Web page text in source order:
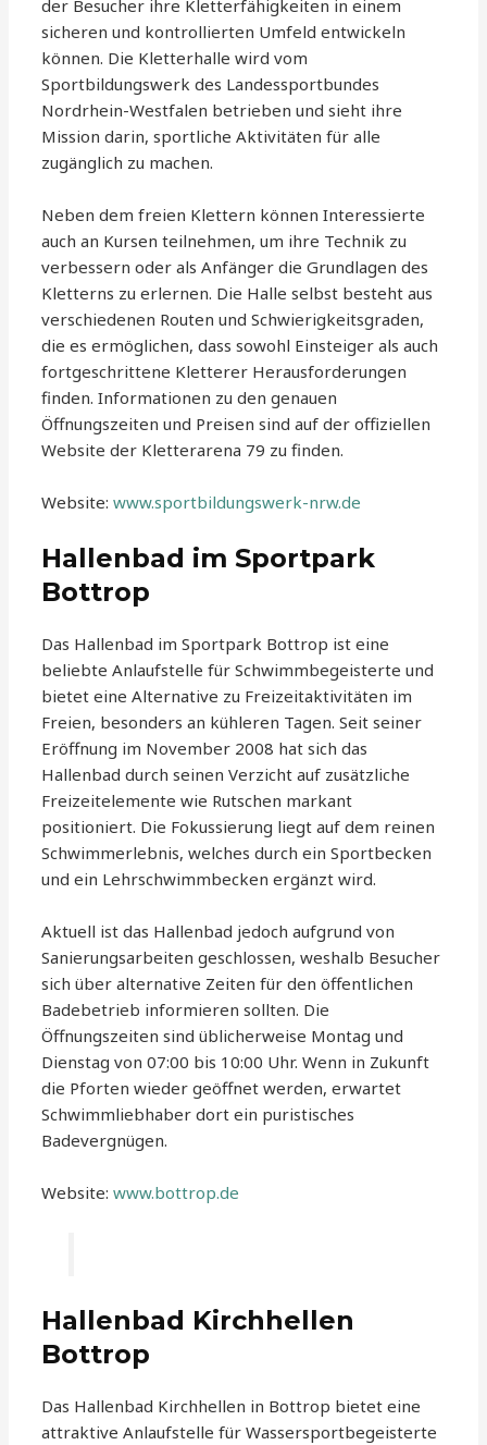
der Besucher ihre Kletterfähigkeiten in einem
sicheren und kontrollierten Umfeld entwickeln
können. Die Kletterhalle wird vom
Sportbildungswerk des Landessportbundes
Nordrhein-Westfalen betrieben und sieht ihre
Mission darin, sportliche Aktivitäten für alle
zugänglich zu machen.
Neben dem freien Klettern können Interessierte
auch an Kursen teilnehmen, um ihre Technik zu
verbessern oder als Anfänger die Grundlagen des
Kletterns zu erlernen. Die Halle selbst besteht aus
verschiedenen Routen und Schwierigkeitsgraden,
die es ermöglichen, dass sowohl Einsteiger als auch
fortgeschrittene Kletterer Herausforderungen
finden. Informationen zu den genauen
Öffnungszeiten und Preisen sind auf der offiziellen
Website der Kletterarena 79 zu finden.
Website:www.sportbildungswerk-nrw.de
Hallenbad im Sportpark
Bottrop
Das Hallenbad im Sportpark Bottrop ist eine
beliebte Anlaufstelle für Schwimmbegeisterte und
bietet eine Alternative zu Freizeitaktivitäten im
Freien, besonders an kühleren Tagen. Seit seiner
Eröffnung im November 2008 hat sich das
Hallenbad durch seinen Verzicht auf zusätzliche
Freizeitelemente wie Rutschen markant
positioniert. Die Fokussierung liegt auf dem reinen
Schwimmerlebnis, welches durch ein Sportbecken
und ein Lehrschwimmbecken ergänzt wird.
Aktuell ist das Hallenbad jedoch aufgrund von
Sanierungsarbeiten geschlossen, weshalb Besucher
sich über alternative Zeiten für den öffentlichen
Badebetrieb informieren sollten. Die
Öffnungszeiten sind üblicherweise Montag und
Dienstag von 07:00 bis 10:00 Uhr. Wenn in Zukunft
die Pforten wieder geöffnet werden, erwartet
Schwimmliebhaber dort ein puristisches
Badevergnügen.
Website:www.bottrop.de
Hallenbad Kirchhellen
Bottrop
Das Hallenbad Kirchhellen in Bottrop bietet eine
attraktive Anlaufstelle für Wassersportbegeisterte